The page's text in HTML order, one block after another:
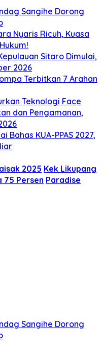
Sangihe Dorong
Nyaris Ricuh, Kuasa
Sitaro Dimulai,
2026
Terbitkan 7 Arahan
Teknologi Face
dan Pengamanan,
Bahas KUA-PPAS 2027,
2025 Kek Likupang
75 Persen Paradise
Sangihe Dorong